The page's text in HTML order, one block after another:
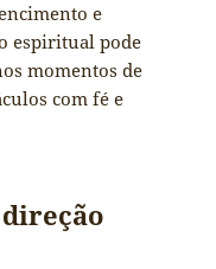
e
espiritual pode
momentos de
com fé e